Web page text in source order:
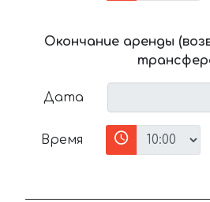
Окончание аренды
Дата
Время